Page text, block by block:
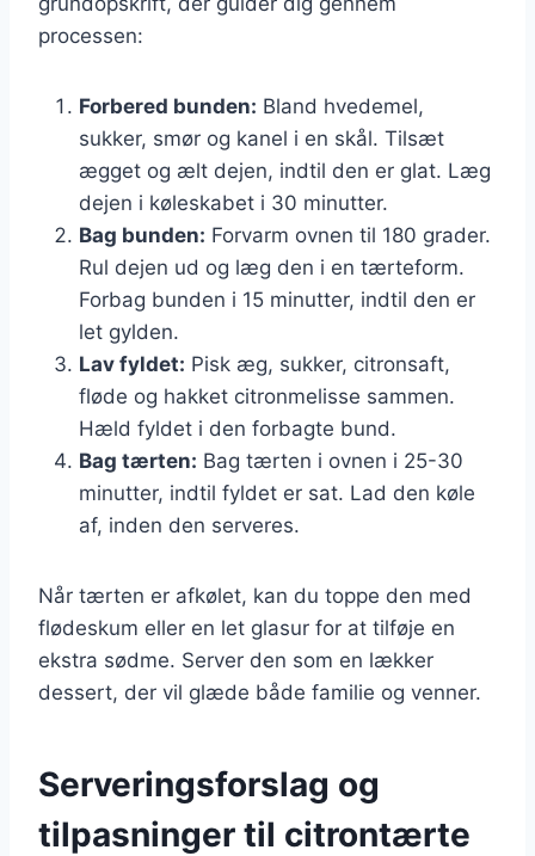
processen:
Forbered bunden: Bland hvedemel,
sukker, smør og kanel i en skål. Tilsæt
ægget og ælt dejen, indtil den er glat. Læg
dejen i køleskabet i 30 minutter.
Bag bunden: Forvarm ovnen til 180 grader.
Rul dejen ud og læg den i en tærteform.
Forbag bunden i 15 minutter, indtil den er
let gylden.
Lav fyldet: Pisk æg, sukker, citronsaft,
fløde og hakket citronmelisse sammen.
Hæld fyldet i den forbagte bund.
Bag tærten: Bag tærten i ovnen i 25-30
minutter, indtil fyldet er sat. Lad den køle
af, inden den serveres.
Når tærten er afkølet, kan du toppe den med
flødeskum eller en let glasur for at tilføje en
ekstra sødme. Server den som en lækker
dessert, der vil glæde både familie og venner.
Serveringsforslag og
tilpasninger til citrontærte